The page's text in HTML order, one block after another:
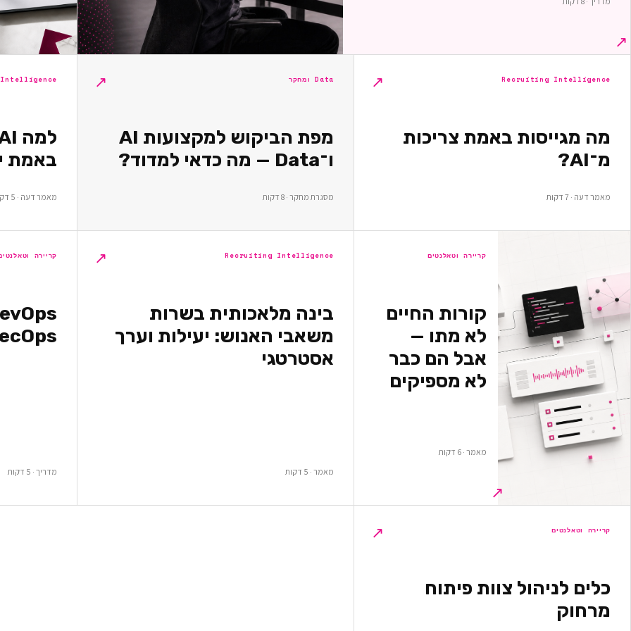
↗
Recruiting Intelligence
מה מגייסות באמת צריכות
מ־AI?
מאמר דעה · 7 דקות
↗ Data ומחקר
מפת הביקוש למקצועות AI
ו־Data — מה כדאי למדוד?
מסגרת מחקר · 8 דקות
↗
באמת
מאמר דעה · 5 דקות
קריירה וטאלנטים
קורות החיים
לא מתו —
אבל הם כבר
לא מספיקים
מאמר · 6 דקות
↗
Recruiting Intelligence
בינה מלאכותית בשרות
משאבי האנוש: יעילות וערך
אסטרטגי
מאמר · 5 דקות
↗ קריירה
מדריך · 5 דקות
קריירה וטאלנטים
כלים לניהול צוות פיתוח
מרחוק
↗